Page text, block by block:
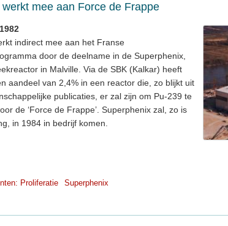
mee aan Force de Frappe
indirect mee aan het Franse
door de deelname in de Superphenix,
in Malville. Via de SBK (Kalkar) heeft
aandeel van 2,4% in een reactor die, zo blijkt uit
publicaties, er zal zijn om Pu-239 te
de ‘Force de Frappe’. Superphenix zal, zo is
in 1984 in bedrijf komen.
Proliferatie Superphenix